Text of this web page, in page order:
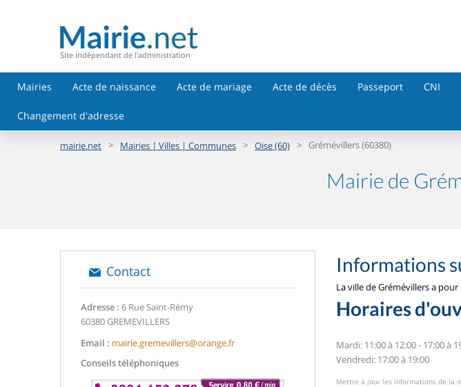
Site indépendant de l'administration
Mairies Acte de naissance Acte de mariage Acte de décès Passeport CNI
Changement d'adresse
mairie.net > Mairies | Villes | Communes > Oise (60) > Grémévillers (60380)
Mairie de
Contact
Adresse : 6 Rue Saint-Rémy
60380 GREMEVILLERS
Email : mairie.gremevillers@orange.fr
Conseils téléphoniques
Informations
La ville de Grémévillers a
Horaires
Mardi: 11:00 à 12:00 - 17:00 à
Vendredi: 17:00 à 19:00
Mettre à jour les informations de la